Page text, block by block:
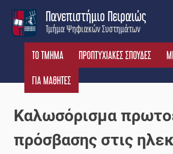
content
Τμήμα Ψηφιακών Συστημάτων
Πανεπιστήμιο Πειραιώς
ΤΟ ΤΜΗΜΑ ΠΡΟΠΤΥΧΙΑΚΕΣ ΣΠΟΥΔΕΣ
ΓΙΑ ΜΑΘΗΤΕΣ
Καλωσόρισμα
πρόσβασης στις